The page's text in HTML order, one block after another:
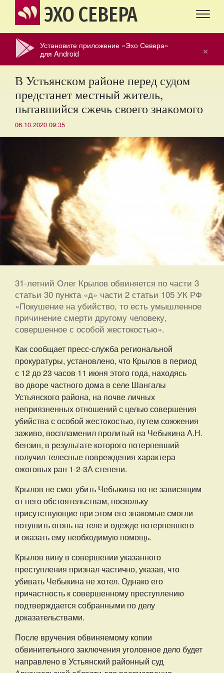
ЭХО СЕВЕРА
×
Установите приложение «Эхо Севера»
для Android
В Устьянском районе перед судом
предстанет местный житель,
пытавшийся сжечь своего знакомого
06.10.2020 09:35
31-летний Олег Крылов обвиняется по части 3
статьи 30 пункта «д» части 2 статьи 105 УК РФ
«Покушение на убийство, то есть умышленное
причинение смерти другому человеку,
совершенное с особой жестокостью».
Как сообщает пресс-служба региональной
прокуратуры, установлено, что Крылов в период
с 12 до 23 часов 11 июня этого года, находясь
во дворе частного дома в селе Шангалы
Устьянского района, на почве личных
неприязненных отношений с целью совершения
убийства с особой жестокостью, путем сожжения
заживо, воспламенил пролитый на Чебыкина А.Н.
бензин, в результате которого потерпевший
получил телесные повреждения характера
ожоговых ран 1-2-3А степени.
Крылов не смог убить Чебыкина по не зависящим
от него обстоятельствам, поскольку
присутствующие при этом его знакомые смогли
потушить огонь на теле и одежде потерпевшего
и оказать ему необходимую помощь.
Крылов вину в совершении указанного
преступления признал частично, указав, что
убивать Чебыкина не хотел. Однако его
причастность к совершенному преступлению
подтверждается собранными по делу
доказательствами.
После вручения обвиняемому копии
обвинительного заключения уголовное дело будет
направлено в Устьянский районный суд